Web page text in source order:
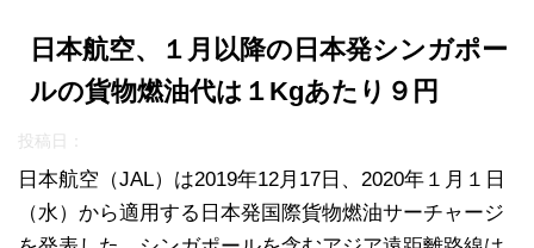
日本航空、１月以降の日本発シンガポー
ルの貨物燃油代は１Kgあたり９円
投稿日：
日本航空（JAL）は2019年12月17日、2020年１月１日
（水）から適用する日本発国際貨物燃油サーチャージ